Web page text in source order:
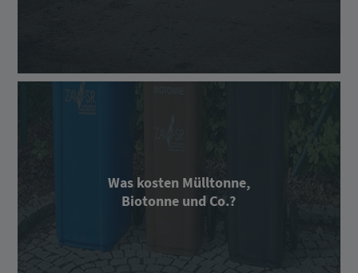
Was kosten Mülltonne,
Biotonne und Co.?